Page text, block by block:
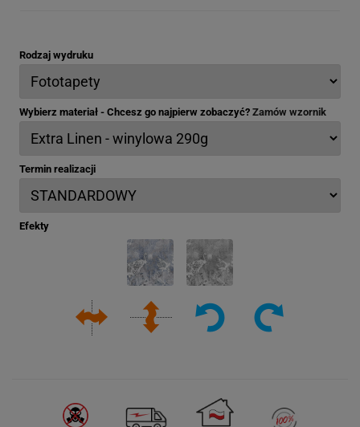
Rodzaj wydruku
Wybierz materiał - Chcesz go najpierw zobaczyć? Zamów wzornik
Termin realizacji
Efekty